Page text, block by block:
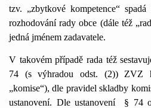
tzv. „zbytkové kompetence“
rozhodování rady obce (dále též
jedná jménem zadavatele.
V takovém případě rada též
74 (s výhradou odst. (2)) ZVZ
„komise“), dle pravidel skladby
ustanovení. Dle ustanovení
§ 74